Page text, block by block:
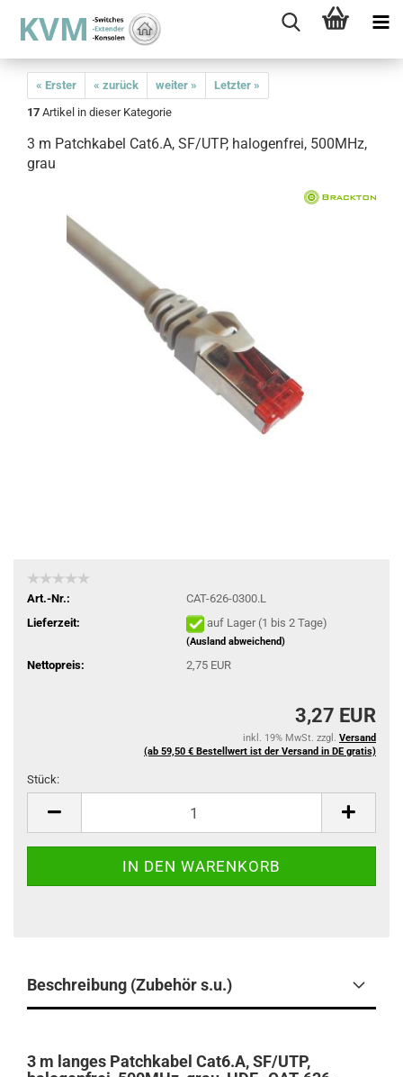
« Erster « zurück weiter »
Letzter »
17 Artikel in dieser Kategorie
3 m Patchkabel Cat6.A, SF/UTP, halogenfrei, 500MHz,
grau
Art.-Nr.:
CAT-626-0300.L
Lieferzeit:
auf Lager (1 bis 2 Tage)
(Ausland abweichend)
Nettopreis: 2,75 EUR
3,27 EUR
inkl. 19% MwSt. zzgl. Versand
(ab 59,50 € Bestellwert ist der Versand in DE gratis)
Stück:
Beschreibung (Zubehör s.u.)
3 m langes Patchkabel Cat6.A, SF/UTP,